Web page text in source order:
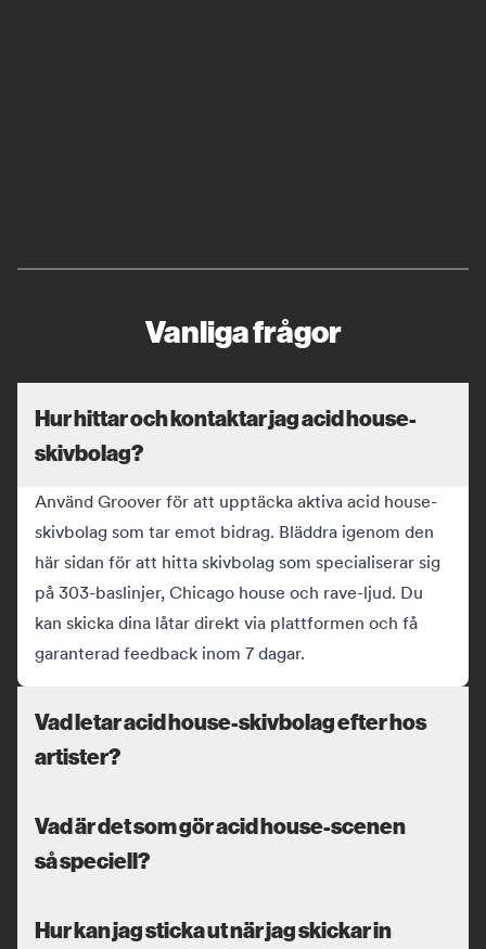
Vanliga frågor
Hur hittar och kontaktar jag acid house-
skivbolag?
Använd Groover för att upptäcka aktiva acid house-
skivbolag som tar emot bidrag. Bläddra igenom den
här sidan för att hitta skivbolag som specialiserar sig
på 303-baslinjer, Chicago house och rave-ljud. Du
kan skicka dina låtar direkt via plattformen och få
garanterad feedback inom 7 dagar.
Vad letar acid house-skivbolag efter hos
artister?
Vad är det som gör acid house-scenen
så speciell?
Hur kan jag sticka ut när jag skickar in